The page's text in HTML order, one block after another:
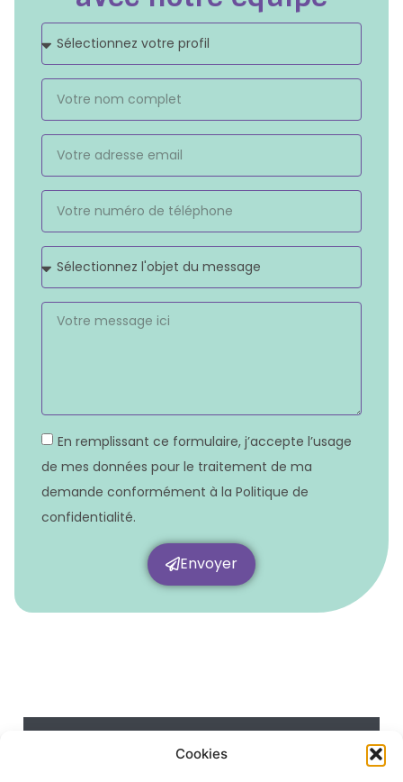
Cookies
En remplissant ce formulaire, j’accepte l’usage
de mes données pour le traitement de ma
demande conformément à la Politique de
confidentialité.
Envoyer
Contact